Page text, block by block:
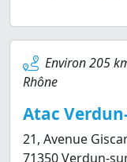
Environ 205
Rhône
Atac
21, Avenue
71350 Verdun-